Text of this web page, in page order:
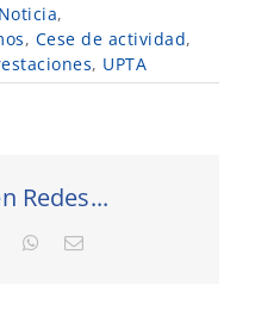
Noticia,
, Cese de actividad,
, UPTA
Redes...
WhatsApp
Correo